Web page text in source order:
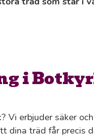
i
Vi erbjuder säker
dina träd får precis